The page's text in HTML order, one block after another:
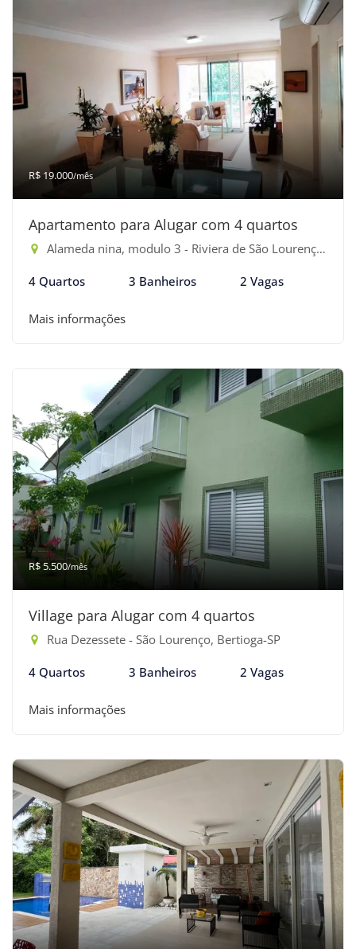
R$ 19.000/mês
Apartamento para Alugar com 4 quartos
Alameda nina, modulo 3 - Riviera de São Lourenço, Bertioga-SP
4 Quartos 3 Banheiros 2 Vagas
Mais informações
R$ 5.500/mês
Village para Alugar com 4 quartos
Rua Dezessete - São Lourenço, Bertioga-SP
4 Quartos 3 Banheiros 2 Vagas
Mais informações